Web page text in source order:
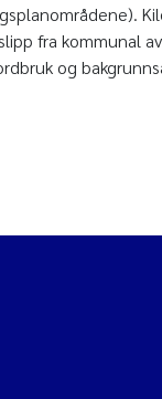
fra kommunal
og